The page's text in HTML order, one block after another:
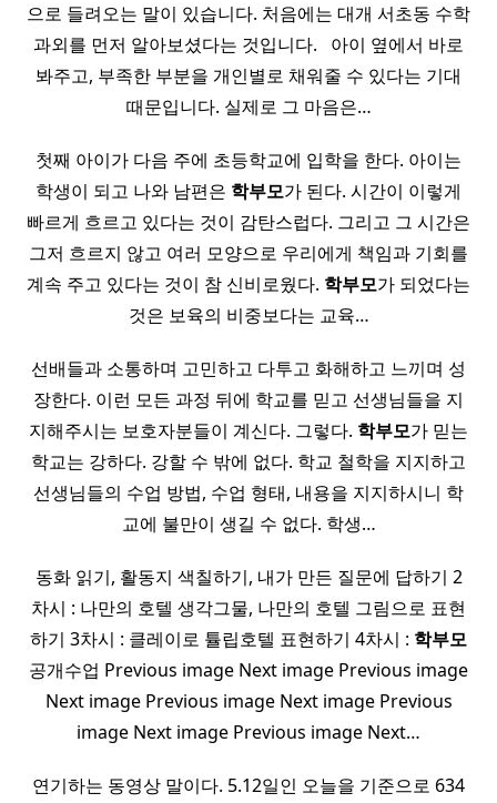
으로 들려오는 말이 있습니다. 처음에는 대개 서초동 수학
과외를 먼저 알아보셨다는 것입니다. ​ ​ 아이 옆에서 바로
봐주고, 부족한 부분을 개인별로 채워줄 수 있다는 기대
때문입니다. 실제로 그 마음은…
첫째 아이가 다음 주에 초등학교에 입학을 한다. 아이는
학생이 되고 나와 남편은 학부모가 된다. 시간이 이렇게
빠르게 흐르고 있다는 것이 감탄스럽다. 그리고 그 시간은
그저 흐르지 않고 여러 모양으로 우리에게 책임과 기회를
계속 주고 있다는 것이 참 신비로웠다. 학부모가 되었다는
것은 보육의 비중보다는 교육…
선배들과 소통하며 고민하고 다투고 화해하고 느끼며 성
장한다. 이런 모든 과정 뒤에 학교를 믿고 선생님들을 지
지해주시는 보호자분들이 계신다. 그렇다. 학부모가 믿는
학교는 강하다. 강할 수 밖에 없다. 학교 철학을 지지하고
선생님들의 수업 방법, 수업 형태, 내용을 지지하시니 학
교에 불만이 생길 수 없다. 학생…
동화 읽기, 활동지 색칠하기, 내가 만든 질문에 답하기 2
차시 : 나만의 호텔 생각그물, 나만의 호텔 그림으로 표현
하기 3차시 : 클레이로 튤립호텔 표현하기 4차시 : 학부모
공개수업 Previous image Next image Previous image
Next image Previous image Next image Previous
image Next image Previous image Next…
연기하는 동영상 말이다. 5.12일인 오늘을 기준으로 634